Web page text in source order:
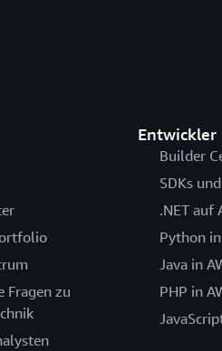
Fragen zu
Entwickler
Builder
SDKs
.NET auf
Python
Java in
PHP in